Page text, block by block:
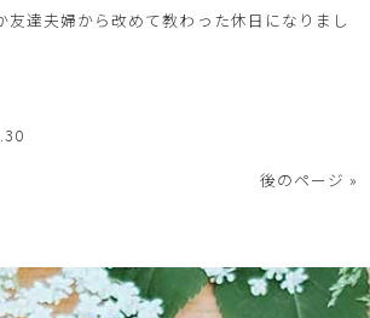
友達夫婦から改めて教わった休日になりまし
後のページ »